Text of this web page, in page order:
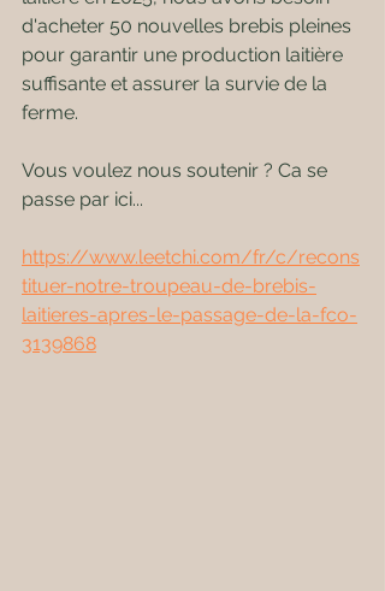
d'acheter 50 nouvelles brebis pleines
pour garantir une production laitière
suffisante et assurer la survie de la
ferme.
Vous voulez nous soutenir ? Ca se
passe par ici...
https://www.leetchi.com/fr/c/recons
tituer-notre-troupeau-de-brebis-
laitieres-apres-le-passage-de-la-fco-
3139868